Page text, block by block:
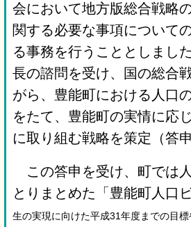
会において地方版総合戦略
関する必要な事項について
る事務を行うこととしました
長の諮問を受け、国の総合
がら、豊能町における人口
をたて、豊能町の実情に応
に取り組む戦略を策定（答
この答申を受け、町では
とりまとめた「豊能町人口
生の実現に向けた平成31年度までの目